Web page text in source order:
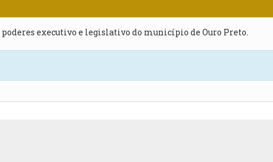
executivo e legislativo do município de Ouro Preto.